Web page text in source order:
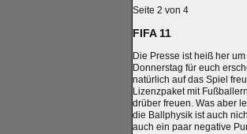
Seite 2 von 4
FIFA 11
Die Presse ist heiß her
Donnerstag für euch
natürlich auf das Spiel
Lizenzpaket mit
drüber freuen. Was aber
die Ballphysik ist auch
auch ein paar negative